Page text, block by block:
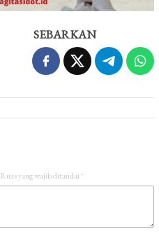
SEBARKAN
Ruas yang wajib ditandai *